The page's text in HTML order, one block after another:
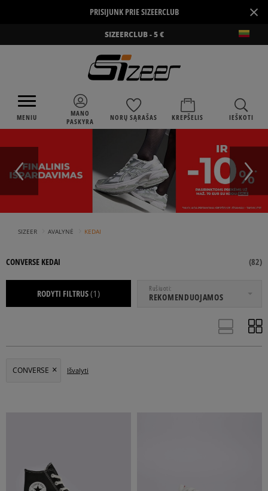
PRISIJUNK PRIE SIZEERCLUB ×
SIZEERCLUB - 5 €
MENIU
MANO
PASKYRA
NORŲ SĄRAŠAS KREPŠELIS IEŠKOTI
SIZEER AVALYNĖ KEDAI
CONVERSE KEDAI (82)
RODYTI FILTRUS(1) Rušiuoti
REKOMENDUOJAMOS
NUO IKI
CONVERSE Išvalyti